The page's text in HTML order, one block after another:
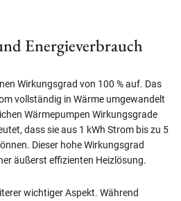
Energieverbrauch
Wirkungsgrad von 100 % auf. Das
vollständig in Wärme umgewandelt
Wärmepumpen Wirkungsgrade
dass sie aus 1 kWh Strom bis zu 5
Dieser hohe Wirkungsgrad
äußerst effizienten Heizlösung.
wichtiger Aspekt. Während